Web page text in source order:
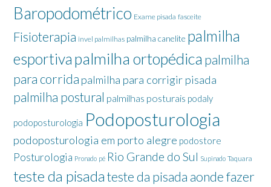
Baropodométrico Exame pisada fasceite
Fisioterapia invel palmilhas palmilha canelite palmilha
esportiva palmilha ortopédica palmilha
para corrida palmilha para corrigir pisada
palmilha postural palmilhas posturais podaly
podoposturologia Podoposturologia
podoposturologia em porto alegre podostore
Posturologia Pronado pé Rio Grande do Sul Supinado Taquara
teste da pisadateste da pisada aonde fazer